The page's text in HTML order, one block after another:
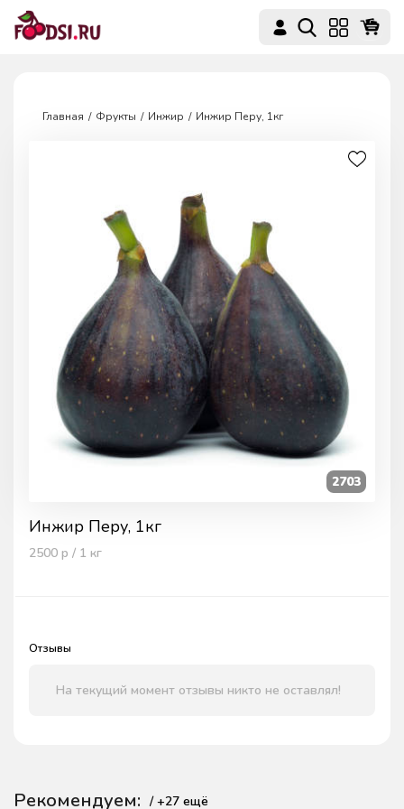
Главная Фрукты Инжир Инжир Перу, 1кг
Инжир Перу, 1кг
2500 р / 1 кг
2703
Отзывы
На текущий момент отзывы никто не оставлял!
Рекомендуем: / +27 ещё